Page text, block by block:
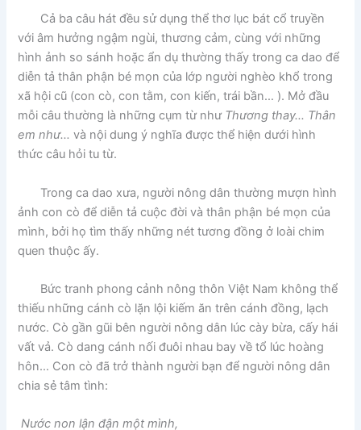
Cả ba câu hát đều sử dụng thể thơ lục bát cổ truyền
với âm hưởng ngậm ngùi, thương cảm, cùng với những
hình ảnh so sánh hoặc ẩn dụ thường thấy trong ca dao để
diễn tả thân phận bé mọn của lớp người nghèo khổ trong
xã hội cũ (con cò, con tằm, con kiến, trái bần… ). Mở đầu
mỗi câu thường là những cụm từ như Thương thay… Thân
em như… và nội dung ý nghĩa được thể hiện dưới hình
thức câu hỏi tu từ.
Trong ca dao xưa, người nông dân thường mượn hình
ảnh con cò để diễn tả cuộc đời và thân phận bé mọn của
mình, bởi họ tìm thấy những nét tương đồng ở loài chim
quen thuộc ấy.
Bức tranh phong cảnh nông thôn Việt Nam không thể
thiếu những cánh cò lặn lội kiếm ăn trên cánh đồng, lạch
nước. Cò gần gũi bên người nông dân lúc cày bừa, cấy hái
vất vả. Cò dang cánh nối đuôi nhau bay về tổ lúc hoàng
hôn… Con cò đã trở thành người bạn để người nông dân
chia sẻ tâm tình:
Nước non lận đận một mình,